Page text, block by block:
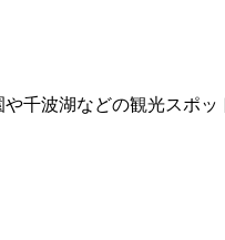
千波湖などの観光スポ